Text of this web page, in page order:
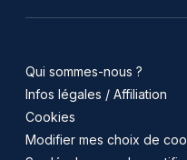
Qui sommes-nous ?
Infos légales / Affiliation
Cookies
Modifier mes choix de